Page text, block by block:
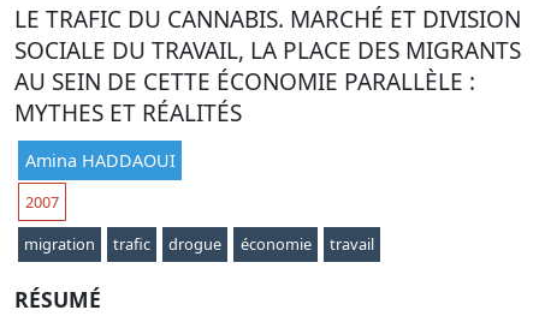
LE TRAFIC DU CANNABIS. MARCHÉ ET DIVISION
SOCIALE DU TRAVAIL, LA PLACE DES MIGRANTS
AU SEIN DE CETTE ÉCONOMIE PARALLÈLE :
MYTHES ET RÉALITÉS
Amina HADDAOUI
2007
migration
trafic drogue économie travail
RÉSUMÉ